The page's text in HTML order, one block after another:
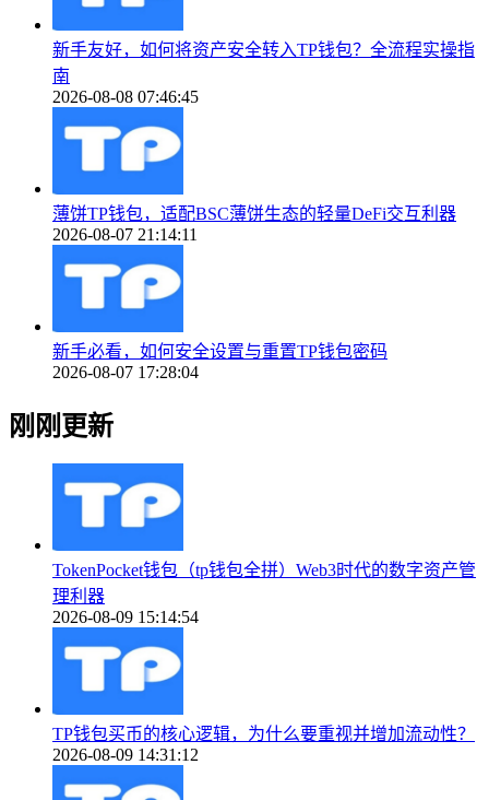
新手友好，如何将资产安全转入TP钱包？全流程实操指
南
2026-08-08 07:46:45
薄饼TP钱包，适配BSC薄饼生态的轻量DeFi交互利器
2026-08-07 21:14:11
新手必看，如何安全设置与重置TP钱包密码
2026-08-07 17:28:04
刚刚更新
TokenPocket钱包（tp钱包全拼）Web3时代的数字资产管
理利器
2026-08-09 15:14:54
TP钱包买币的核心逻辑，为什么要重视并增加流动性？
2026-08-09 14:31:12